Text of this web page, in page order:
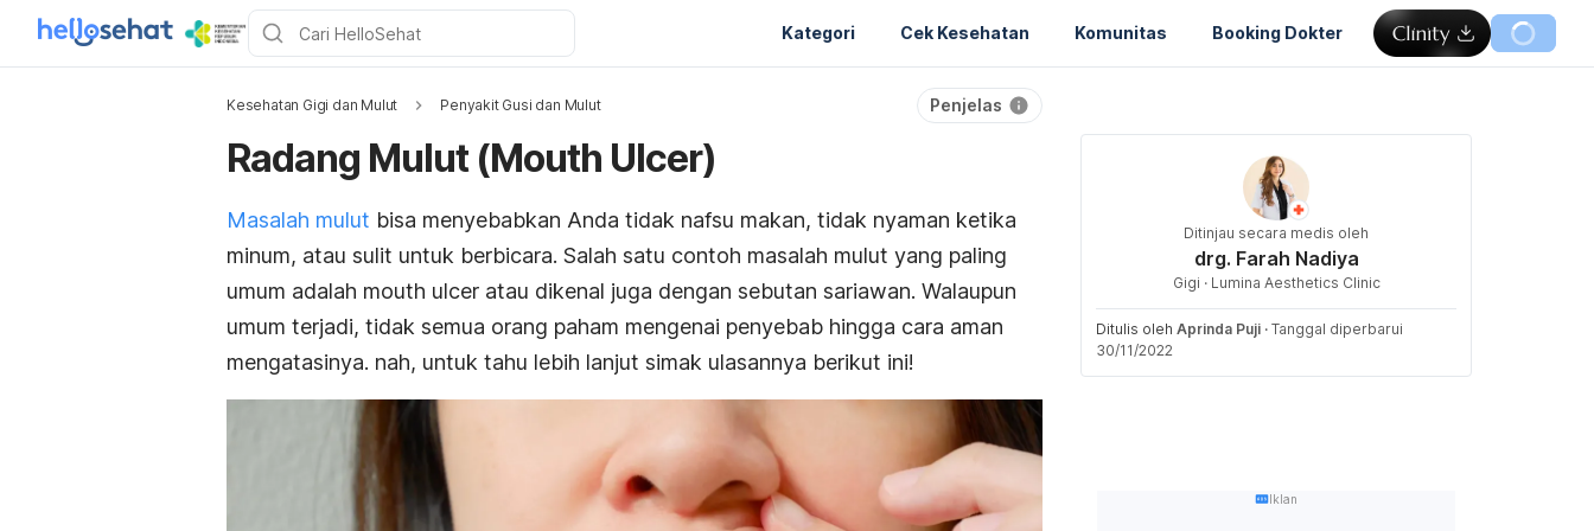
Kategori Cek Kesehatan Komunitas Booking Dokter
Kesehatan Gigi dan Mulut Penyakit Gusi dan Mulut Penjelas
Radang Mulut (Mouth Ulcer)
Masalah mulut bisa menyebabkan Anda tidak nafsu makan, tidak nyaman ketika
minum, atau sulit untuk berbicara. Salah satu contoh masalah mulut yang paling
umum adalah mouth ulcer atau dikenal juga dengan sebutan sariawan. Walaupun
umum terjadi, tidak semua orang paham mengenai penyebab hingga cara aman
mengatasinya. nah, untuk tahu lebih lanjut simak ulasannya berikut ini!
Ditinjau secara medis oleh
drg. Farah Nadiya
Gigi · Lumina Aesthetics Clinic
Ditulis oleh Aprinda Puji · Tanggal diperbarui
30/11/2022
Iklan